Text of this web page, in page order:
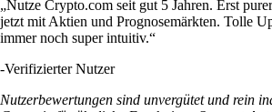
„Nutze Crypto.com seit gut 5 Jahren. Erst
jetzt mit Aktien und Prognosemärkten. Tolle
immer noch super intuitiv.“
-Verifizierter Nutzer
Nutzerbewertungen sind unvergütet und rein